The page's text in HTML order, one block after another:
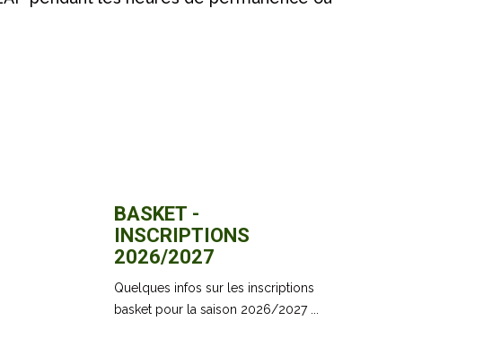
BASKET -
INSCRIPTIONS
2026/2027
Quelques infos sur les inscriptions
basket pour la saison 2026/2027 ...